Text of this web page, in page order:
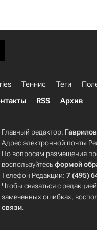
Теннис Теги
RSS Архив
Главный редактор:
Адрес электронной почты
По вопросам размещения
воспользуйтесьформой
Телефон Редакции:7 (495)
Чтобы связаться с
замеченных ошибках,
связи.